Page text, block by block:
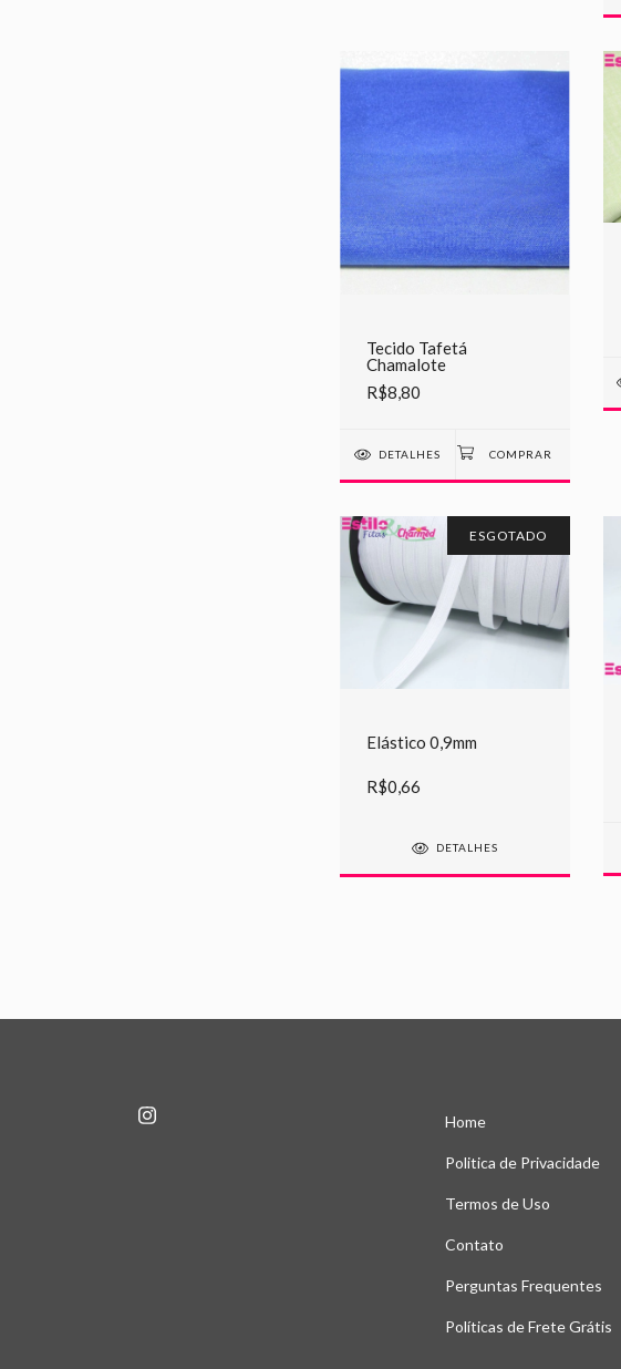
Tecido Tafetá
Chamalote
R$8,80
DETALHES
ESGOTADO
Elástico 0,9mm
R$0,66
DETALHES
Home
Politica de Privacidade
Termos de Uso
Contato
Perguntas Frequentes
Políticas de Frete Grátis